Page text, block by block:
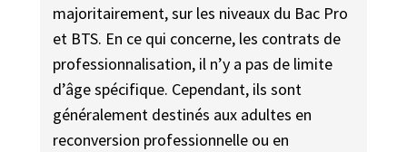
majoritairement, sur les niveaux du Bac Pro
et BTS. En ce qui concerne, les contrats de
professionnalisation, il n’y a pas de limite
d’âge spécifique. Cependant, ils sont
généralement destinés aux adultes en
reconversion professionnelle ou en